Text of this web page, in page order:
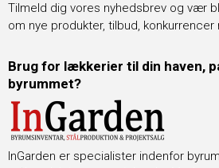
Tilmeld dig vores nyhedsbrev og vær
om nye produkter, tilbud, konkurrencer
Brug for lækkerier til din haven,
byrummet?
InGarden er specialister indenfor